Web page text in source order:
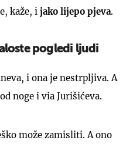
kaže, i jako lijepo pjeva.
pogledi ljudi
i ona je nestrpljiva. A
noge i via Jurišićeva.
može zamisliti. A ono